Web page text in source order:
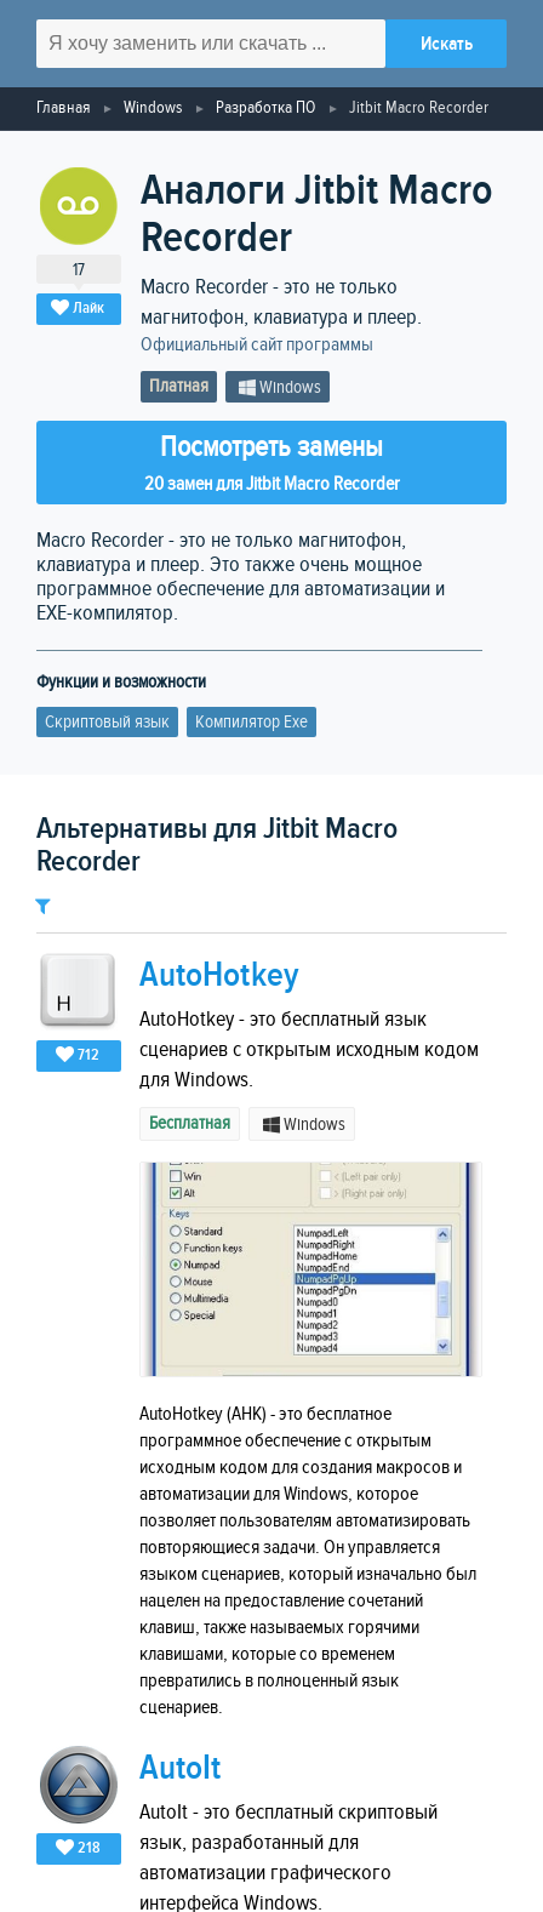
Главная Windows Разработка ПО Jitbit Macro Recorder
17
Лайк
Аналоги Jitbit Macro
Recorder
Macro Recorder - это не только
магнитофон, клавиатура и плеер.
Официальный сайт программы
Платная Windows
Посмотреть замены
20 замен для Jitbit Macro Recorder
Macro Recorder - это не только магнитофон,
клавиатура и плеер. Это также очень мощное
программное обеспечение для автоматизации и
EXE-компилятор.
Функции и возможности
Скриптовый язык
Компилятор Exe
Альтернативы для Jitbit Macro
Recorder
712
AutoHotkey
AutoHotkey - это бесплатный язык
сценариев с открытым исходным кодом
для Windows.
Бесплатная Windows
AutoHotkey (AHK) - это бесплатное
программное обеспечение с открытым
исходным кодом для создания макросов и
автоматизации для Windows, которое
позволяет пользователям автоматизировать
повторяющиеся задачи. Он управляется
языком сценариев, который изначально был
нацелен на предоставление сочетаний
клавиш, также называемых горячими
клавишами, которые со временем
превратились в полноценный язык
сценариев.
218
AutoIt
AutoIt - это бесплатный скриптовый
язык, разработанный для
автоматизации графического
интерфейса Windows.